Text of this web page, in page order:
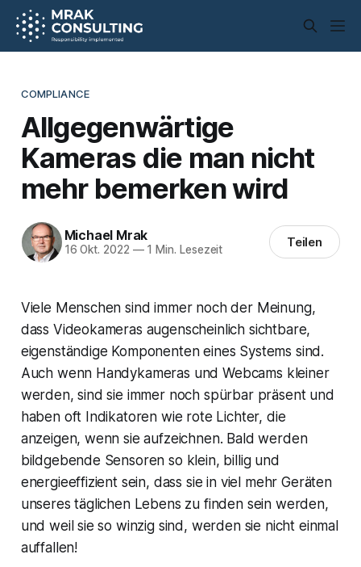
COMPLIANCE
Allgegenwärtige
Kameras die man nicht
mehr bemerken wird
Michael Mrak
16 Okt. 2022 —1 Min. Lesezeit Teilen
Viele Menschen sind immer noch der Meinung,
dass Videokameras augenscheinlich sichtbare,
eigenständige Komponenten eines Systems sind.
Auch wenn Handykameras und Webcams kleiner
werden, sind sie immer noch spürbar präsent und
haben oft Indikatoren wie rote Lichter, die
anzeigen, wenn sie aufzeichnen. Bald werden
bildgebende Sensoren so klein, billig und
energieeffizient sein, dass sie in viel mehr Geräten
unseres täglichen Lebens zu finden sein werden,
und weil sie so winzig sind, werden sie nicht einmal
auffallen!